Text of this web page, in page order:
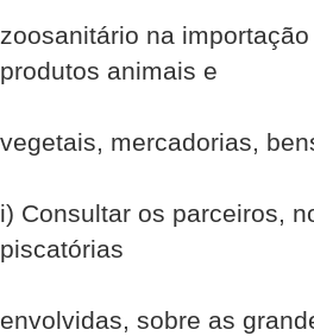
zoo­sanitário na
produtos animais e
vegetais, mercadorias,
i) Consultar os parceiros,
piscatórias
envolvidas, sobre as